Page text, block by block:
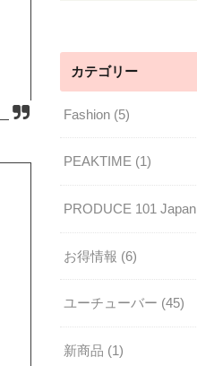
カテゴリー
Fashion (5)
PEAKTIME (1)
PRODUCE 101 Japan
お得情報 (6)
ユーチューバー (45)
新商品 (1)